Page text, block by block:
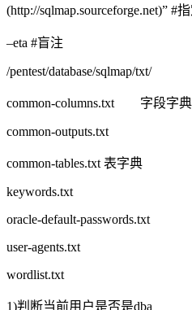
(http://sqlmap.sourceforge.net)” #
–eta #盲注
/pentest/database/sqlmap/txt/
common-columns.txt 字段字典
common-outputs.txt
common-tables.txt 表字典
keywords.txt
oracle-default-passwords.txt
user-agents.txt
wordlist.txt
1)判断当前用户是否是dba